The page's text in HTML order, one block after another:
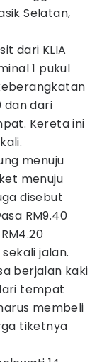
Selatan,
dari KLIA
1 pukul
dan dari
Kereta ini
menuju
menuju
disebut
RM9.40
jalan.
berjalan kaki
tempat
membeli
tiketnya